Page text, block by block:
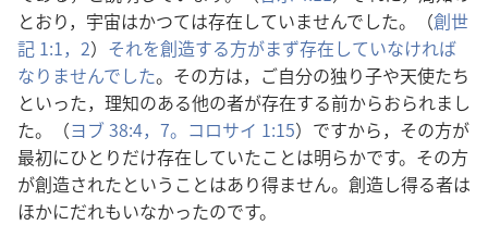
とおり，宇宙​は​かつて​は​存在​し​て​い​ませ​ん​でし​た。（創世
記 1:1，2） それ​を​創造​する​方​が​まず​存在​し​て​い​なけれ​ば​
なり​ませ​ん​でし​た。その​方​は，ご自分​の​独り子​や​天使​たち​
と​いっ​た，理知​の​ある​他​の​者​が​存在​する​前​から​おら​れ​まし​
た。（ヨブ 38:4， 7。 コロサイ 1:15）ですから，その​方​が​
最初​に​ひとり​だけ​存在​し​て​い​た​こと​は​明らか​です。その​方​
が​創造​さ​れ​た​と​いう​こと​は​あり得​ませ​ん。創造​し​得る​者​は​
ほか​に​だれ​も​い​なかっ​た​の​です。